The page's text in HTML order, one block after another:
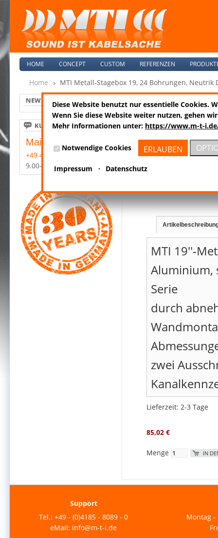
HOME CONCEPT CUSTOM REFERENZEN
Home MTI Metall-Stagebox 19, 24 Bohrungen, Neutrik
MSB24-19
MTI 19''-
Aluminium,
Serie
durch
zwei
Lieferzeit: 2-3 Tage
85,02 €
Menge IN
NEWS
KUNDENSERVICE
Mail:
+49 4185-8089-0
9.00-17.00 Mo-Fr
Support
Tel.: +49 - (0)4185 - 8089 - 0
eMail: info@m-t-i.de
Montag -
Diese Website benutzt nur essentielle Cookies.
Wenn Sie diese Website weiter nutzen, gehen
Mehr Informationen unter: https://www.m-t-
Notwendige Cookies ERLAUBEN
Impressum · Datenschutz